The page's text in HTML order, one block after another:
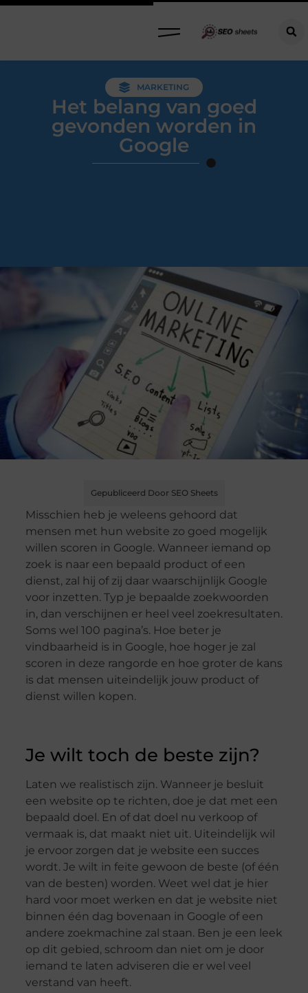
MARKETING
Het belang van goed
gevonden worden in
Google
Gepubliceerd Door SEO Sheets
Misschien heb je weleens gehoord dat
mensen met hun website zo goed mogelijk
willen scoren in Google. Wanneer iemand op
zoek is naar een bepaald product of een
dienst, zal hij of zij daar waarschijnlijk Google
voor inzetten. Typ je bepaalde zoekwoorden
in, dan verschijnen er heel veel zoekresultaten.
Soms wel 100 pagina’s. Hoe beter je
vindbaarheid is in Google, hoe hoger je zal
scoren in deze rangorde en hoe groter de kans
is dat mensen uiteindelijk jouw product of
dienst willen kopen.
Je wilt toch de beste zijn?
Laten we realistisch zijn. Wanneer je besluit
een website op te richten, doe je dat met een
bepaald doel. En of dat doel nu verkoop of
vermaak is, dat maakt niet uit. Uiteindelijk wil
je ervoor zorgen dat je website een succes
wordt. Je wilt in feite gewoon de beste (of één
van de besten) worden. Weet wel dat je hier
hard voor moet werken en dat je website niet
binnen één dag bovenaan in Google of een
andere zoekmachine zal staan. Ben je een leek
op dit gebied, schroom dan niet om je door
iemand te laten adviseren die er wel veel
verstand van heeft.